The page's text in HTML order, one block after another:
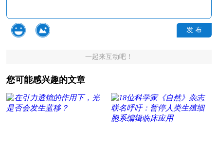
发 布
一起来互动吧！
您可能感兴趣的文章